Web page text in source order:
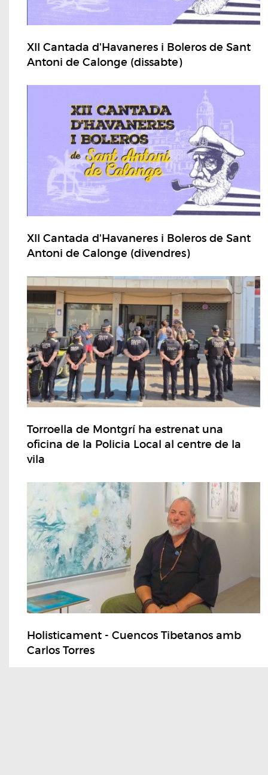
XII Cantada d'Havaneres i Boleros de Sant
Antoni de Calonge (dissabte)
XII Cantada d'Havaneres i Boleros de Sant
Antoni de Calonge (divendres)
Torroella de Montgrí ha estrenat una
oficina de la Policia Local al centre de la
vila
Holisticament - Cuencos Tibetanos amb
Carlos Torres